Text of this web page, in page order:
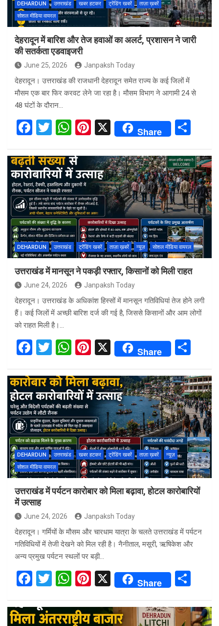
DEHARDUN उत्तराखंड खबर हटकर ट्रेंडिंग खबरें
ताज़ा ख़बरें
सोशल मीडिया वायरल
देहरादून में बारिश और तेज हवाओं का अलर्ट, प्रशासन ने जारी
की सतर्कता एडवाइजरी
June 25, 2026 Janpaksh Today
देहरादून। उत्तराखंड की राजधानी देहरादून समेत राज्य के कई जिलों में
मौसम एक बार फिर करवट लेने जा रहा है। मौसम विभाग ने आगामी 24 से
48 घंटों के दौरान…
F
ce
b
o
o
k
T
tt
er
W
at
s
A
p
p
Pi
er
es
t
X Share
ar
e
DEHARDUN उत्तराखंड ट्रेंडिंग खबरें ताज़ा ख़बरें न्यूज़ सोशल मीडिया वायरल
उत्तराखंड में मानसून ने पकड़ी रफ्तार, किसानों को मिली राहत
June 24, 2026 Janpaksh Today
देहरादून। उत्तराखंड के अधिकांश हिस्सों में मानसून गतिविधियां तेज होने लगी
हैं। कई जिलों में अच्छी बारिश दर्ज की गई है, जिससे किसानों और आम लोगों
को राहत मिली है।…
F
ce
b
o
o
k
T
tt
er
W
at
s
A
p
p
Pi
er
es
X Share
ar
e
DEHARDUN उत्तराखंड खबर हटकर ट्रेंडिंग खबरें ताज़ा ख़बरें
न्यूज़
सोशल मीडिया वायरल
उत्तराखंड में पर्यटन कारोबार को मिला बढ़ावा, होटल कारोबारियों
में उत्साह
June 24, 2026 Janpaksh Today
देहरादून। गर्मियों के मौसम और चारधाम यात्रा के चलते उत्तराखंड में पर्यटन
गतिविधियों में तेजी देखने को मिल रही है। नैनीताल, मसूरी, ऋषिकेश और
अन्य प्रमुख पर्यटन स्थलों पर बड़ी…
F
ce
T
tt
W
at
Pi
er
X Share
ar